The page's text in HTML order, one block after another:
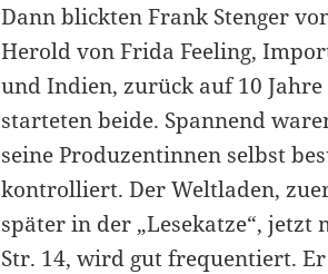
Dann blickten Frank Stenger
Herold von Frida Feeling,
und Indien, zurück auf 10
starteten beide. Spannend
seine Produzentinnen selbst
kontrolliert. Der Weltladen,
später in der „Lesekatze“, jetzt
Str. 14, wird gut frequentiert.